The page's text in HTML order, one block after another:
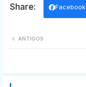
Facebook
ANTIGOS